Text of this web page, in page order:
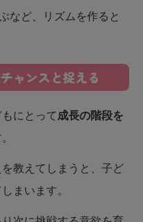
など、リズムを作ると
ャンスと捉える
にとって成長の階段を
教えてしまうと、子ど
まいます。